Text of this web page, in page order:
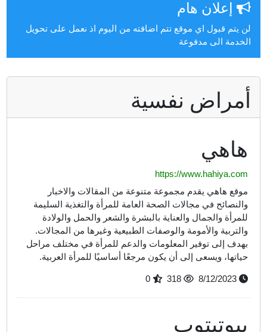
إعلان هام
يتم قبول اي موقع تتم اضافته من اليوم اذ نعمل على تحويل
الى مدفوعة
نفسية
هاهي
https://www.hahiya.com
موقع هاهي يقدم مجموعة متنوعة من المقالات والاخبار
والنصائح في مجالات الصحة العامة للمرأة والتغذية السليمة
للمرأة والجمال والعناية بالبشرة والشعر والحمل والولادة
والتربية والأمومة والوصفات الطبيعية وغيرها من المجالات.
بهدف إلى توفير المعلومات والدعم للمرأة في مختلف مراحل
حياتها، ويسعى إلى أن يكون مرجعًا أساسيًا للمرأة العربية.
318
0
بيوتيتوب